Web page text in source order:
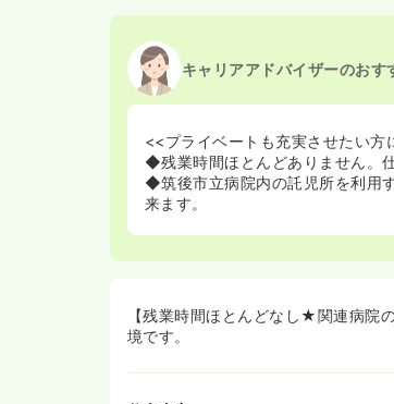
キャリアアドバイザーのおす
<<プライベートも充実させたい方
◆残業時間ほとんどありません。
◆筑後市立病院内の託児所を利用
来ます。
【残業時間ほとんどなし★関連病院
境です。